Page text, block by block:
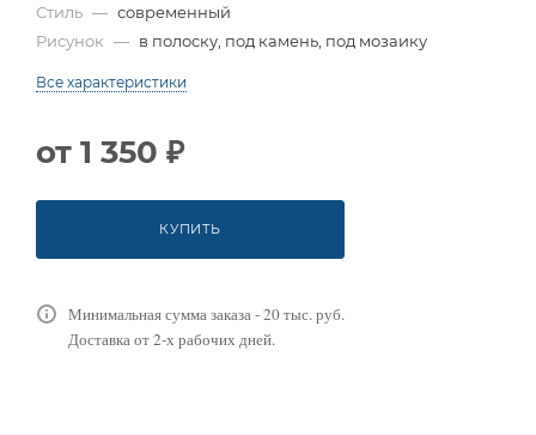
Стиль — современный
Рисунок — в полоску, под камень, под мозаику
Все характеристики
от 1 350 ₽
КУПИТЬ
Минимальная сумма заказа - 20 тыс. руб.
Доставка от 2-х рабочих дней.